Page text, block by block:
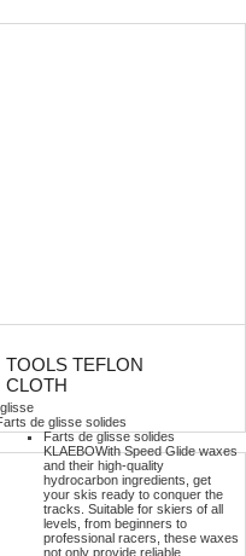
de glisse solides
Farts de glisse solides
KLAEBOWith Speed Glide waxes
and their high-quality
hydrocarbon ingredients, get
your skis ready to conquer the
tracks. Suitable for skiers of all
levels, from beginners to
professional racers, these waxes
not only provide reliable
TOOLS TEFLON
CLOTH